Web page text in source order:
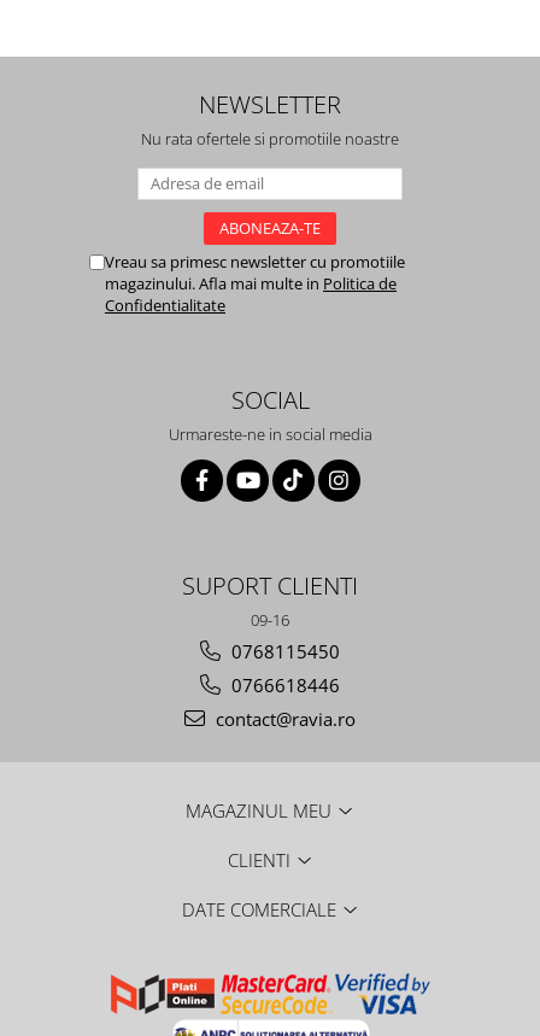
NEWSLETTER
Nu rata ofertele si promotiile noastre
Vreau sa primesc newsletter cu promotiile
magazinului. Afla mai multe in Politica de
Confidentialitate
SOCIAL
Urmareste-ne in social media
SUPORT CLIENTI
09-16
0768115450
0766618446
contact@ravia.ro
MAGAZINUL MEU
CLIENTI
DATE COMERCIALE